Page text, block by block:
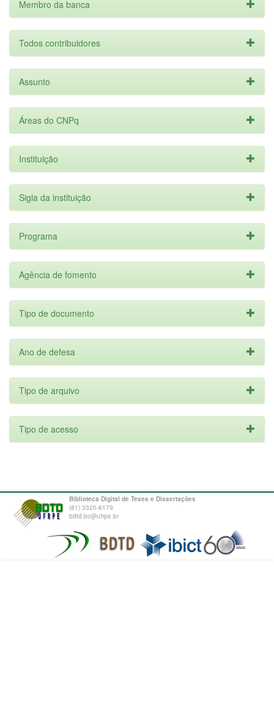
Membro da banca
Todos contribuidores
Assunto
Áreas do CNPq
Instituição
Sigla da instituição
Programa
Agência de fomento
Tipo de documento
Ano de defesa
Tipo de arquivo
Tipo de acesso
Biblioteca Digital de Teses e Dissertações
(81) 3320-6179
bdtd.bc@ufrpe.br